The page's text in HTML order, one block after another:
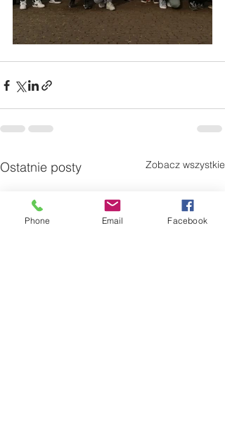
Ostatnie posty Zobacz wszystkie
Phone Email Facebook